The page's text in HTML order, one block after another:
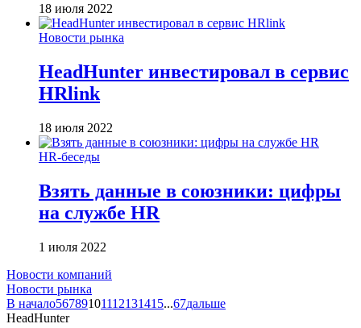
18 июля 2022
Новости рынка
HeadHunter инвестировал в сервис
HRlink
18 июля 2022
HR-беседы
Взять данные в союзники: цифры
на службе HR
1 июля 2022
Новости компаний
Новости рынка
В начало56789101112131415...67дальше
HeadHunter